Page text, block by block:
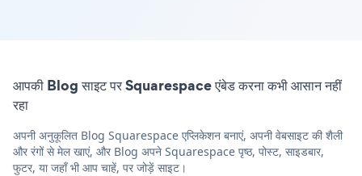
आपकी Blog साइट पर Squarespace एंबेड करना कभी आसान नहीं
रहा
अपनी अनुकूलित Blog Squarespace एप्लिकेशन बनाएं, अपनी वेबसाइट की शैली
और रंगों से मेल खाएं, और Blog अपने Squarespace पृष्ठ, पोस्ट, साइडबार,
फुटर, या जहाँ भी आप चाहें, पर जोड़ें साइट।